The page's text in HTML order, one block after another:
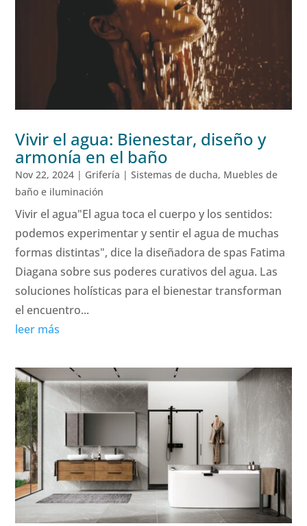
Vivir el agua: Bienestar, diseño y
armonía en el baño
Nov 22, 2024 | Grifería | Sistemas de ducha, Muebles de
baño e iluminación
Vivir el agua"El agua toca el cuerpo y los sentidos:
podemos experimentar y sentir el agua de muchas
formas distintas", dice la diseñadora de spas Fatima
Diagana sobre sus poderes curativos del agua. Las
soluciones holísticas para el bienestar transforman
el encuentro...
leer más